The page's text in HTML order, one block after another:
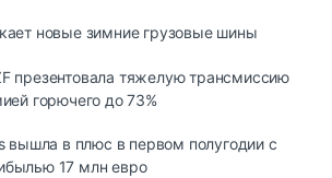
новые зимние грузовые шины
презентовала тяжелую трансмиссию
горючего до 73%
вышла в плюс в первом полугодии с
17 млн евро